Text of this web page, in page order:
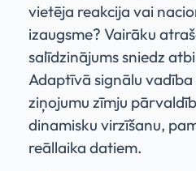
vietēja reakcija vai
izaugsme? Vairāku
salīdzinājums sniedz
Adaptīvā signālu
ziņojumu zīmju
dinamisku virzīšanu,
reāllaika datiem.